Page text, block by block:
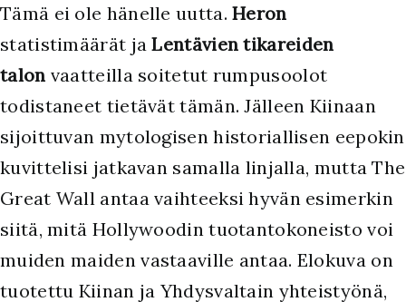
Tämä ei ole hänelle uutta.Heron
statistimäärät jaLentävien tikareiden
talon vaatteilla soitetut rumpusoolot
todistaneet tietävät tämän. Jälleen Kiinaan
sijoittuvan mytologisen historiallisen eepokin
kuvittelisi jatkavan samalla linjalla, mutta The
Great Wall antaa vaihteeksi hyvän esimerkin
siitä, mitä Hollywoodin tuotantokoneisto voi
muiden maiden vastaaville antaa. Elokuva on
tuotettu Kiinan ja Yhdysvaltain yhteistyönä,